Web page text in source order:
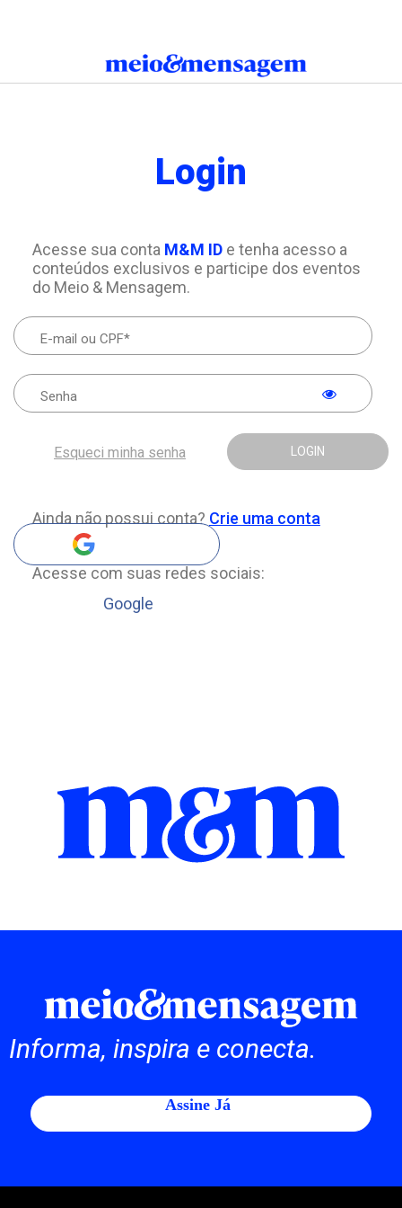
Login
Acesse sua conta M&M IDe tenha acesso a
conteúdos exclusivos e participe dos eventos
do Meio & Mensagem.
LOGIN
Esqueci minha senha
Ainda não possui conta? Crie uma conta
Acesse com suas redes sociais:
Google
Informa, inspira e conecta.
Assine Já